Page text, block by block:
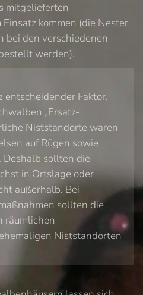
mitgelieferten
kommen (die Nester
bei den verschiedenen
werden).
entscheidender Faktor.
„Ersatz-
Niststandorte waren
auf Rügen sowie
Deshalb sollten die
in Ortslage oder
außerhalb. Bei
sollten die
räumlichen
Niststandorten